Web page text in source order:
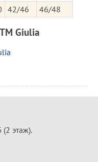
42/46 46/48
ТМ Giulia
(2 этаж).